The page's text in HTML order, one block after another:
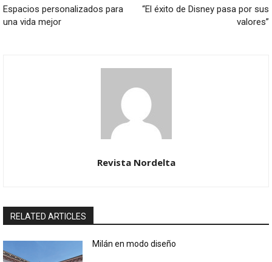
Espacios personalizados para
una vida mejor
“El éxito de Disney pasa por sus
valores”
Revista Nordelta
RELATED ARTICLES
Milán en modo diseño